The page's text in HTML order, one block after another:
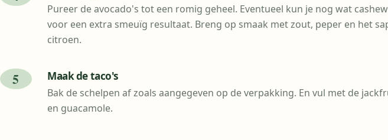
Pureer de avocado's tot een romig geheel. Eventueel kun je nog wat
voor een extra smeuïg resultaat. Breng op smaak met zout, peper en het
citroen.
Maak de taco's
Bak de schelpen af zoals aangegeven op de verpakking. En vul met de
en guacamole.